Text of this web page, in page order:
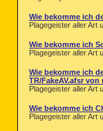
Wie bekomme ich
Plagegeister aller Art
Wie bekomme ich
Plagegeister aller Art
Wie bekomme ich
TR/FakeAV.afsr
Plagegeister aller Art
Wie bekomme ich
Plagegeister aller Art